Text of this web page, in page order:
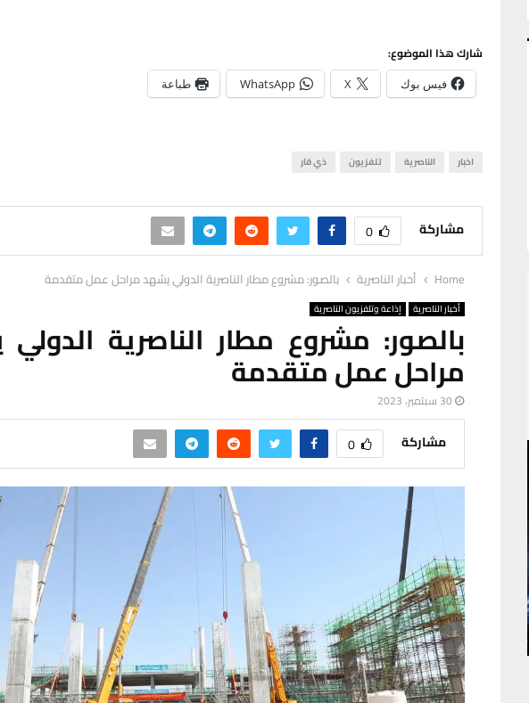
شارك هذا الموضوع:
فيس بوك X
WhatsApp طباعة
اخبار الناصرية تلفزيون ذي قار
مشاركة 0
Home أخبار الناصرية بالصور: مشروع مطار الناصرية الدولي يشهد مراحل عمل متقدمة
أخبار الناصرية إذاعة وتلفزيون الناصرية
بالصور: مشروع مطار الناصرية
مراحل عمل متقدمة
30 سبتمبر، 2023
مشاركة 0